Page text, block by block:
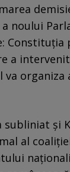
noului
Constituția
a
va
și
al